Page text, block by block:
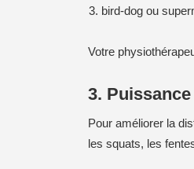
bird-dog ou
Votre
3.
Pour améliorer la
les squats, les